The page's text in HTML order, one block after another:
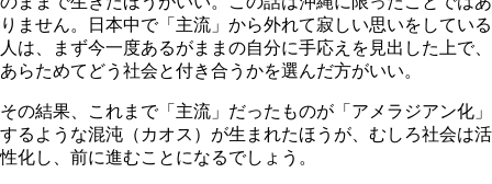
りません。日本中で「主流」から外れて寂しい思いをしている
人は、まず今一度あるがままの自分に手応えを見出した上で、
あらためてどう社会と付き合うかを選んだ方がいい。
その結果、これまで「主流」だったものが「アメラジアン化」
するような混沌（カオス）が生まれたほうが、むしろ社会は活
性化し、前に進むことになるでしょう。